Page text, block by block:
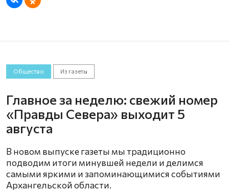
Общество Из газеты
Главное за неделю: свежий номер
«Правды Севера» выходит 5
августа
В новом выпуске газеты мы традиционно
подводим итоги минувшей недели и делимся
самыми яркими и запоминающимися событиями
Архангельской области.